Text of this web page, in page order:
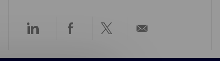
CompartirCompartirCompartir